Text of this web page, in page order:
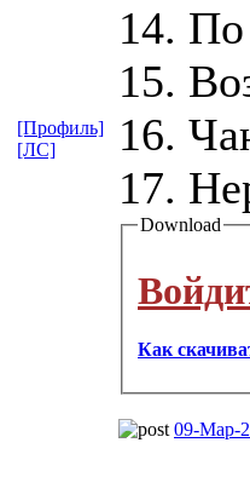
14.
15.
16.
17.
Download
Как
[Профиль]
[ЛС]
09-Мар-